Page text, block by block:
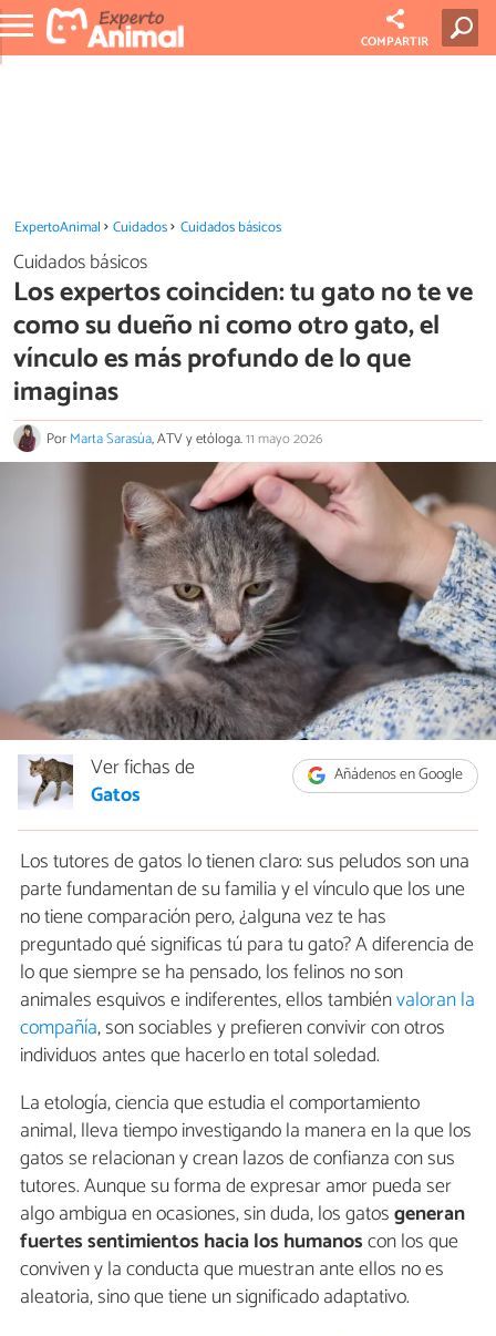
COMPARTIR
ExpertoAnimal Cuidados Cuidados básicos
Cuidados básicos
Los expertos coinciden: tu gato no te ve
como su dueño ni como otro gato, el
vínculo es más profundo de lo que
imaginas
PorMarta Sarasúa, ATV y etóloga.11 mayo 2026
Añádenos en Google
Ver fichas de
Gatos
Los tutores de gatos lo tienen claro: sus peludos son una
parte fundamentan de su familia y el vínculo que los une
no tiene comparación pero, ¿alguna vez te has
preguntado qué significas tú para tu gato? A diferencia de
lo que siempre se ha pensado, los felinos no son
animales esquivos e indiferentes, ellos tambiénvaloran la
compañía, son sociables y prefieren convivir con otros
individuos antes que hacerlo en total soledad.
La etología, ciencia que estudia el comportamiento
animal, lleva tiempo investigando la manera en la que los
gatos se relacionan y crean lazos de confianza con sus
tutores. Aunque su forma de expresar amor pueda ser
algo ambigua en ocasiones, sin duda, los gatosgeneran
fuertes sentimientos hacia los humanoscon los que
conviven y la conducta que muestran ante ellos no es
aleatoria, sino que tiene un significado adaptativo.